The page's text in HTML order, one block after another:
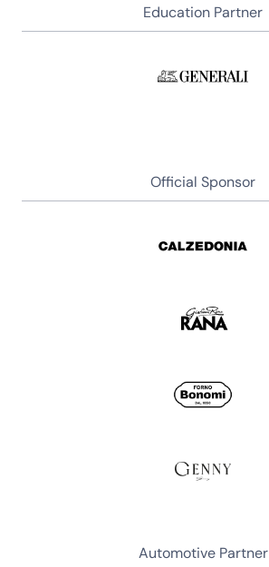
Education Partner
Official Sponsor
Automotive Partner